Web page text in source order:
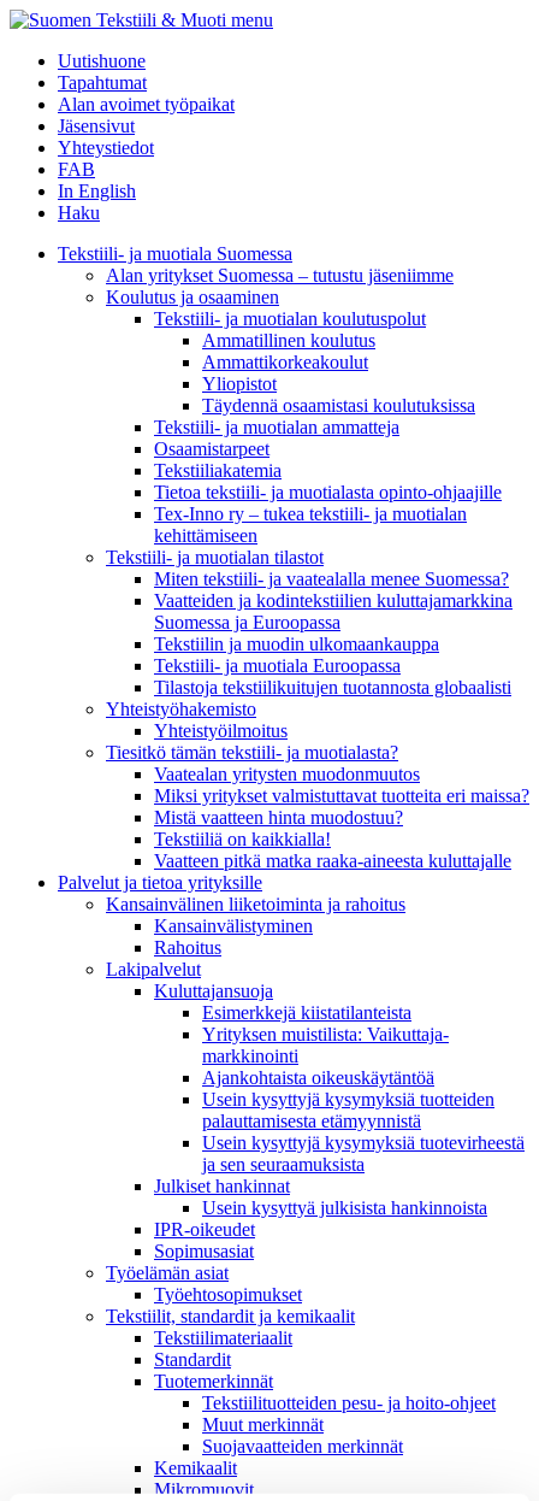
menu
Uutishuone
Tapahtumat
Alan avoimet työpaikat
Jäsensivut
Yhteystiedot
FAB
In English
Haku
Tekstiili- ja muotiala Suomessa
Alan yritykset Suomessa – tutustu jäseniimme
Koulutus ja osaaminen
Tekstiili- ja muotialan koulutuspolut
Ammatillinen koulutus
Ammattikorkeakoulut
Yliopistot
Täydennä osaamistasi koulutuksissa
Tekstiili- ja muotialan ammatteja
Osaamistarpeet
Tekstiiliakatemia
Tietoa tekstiili- ja muotialasta opinto-ohjaajille
Tex-Inno ry – tukea tekstiili- ja muotialan
kehittämiseen
Tekstiili- ja muotialan tilastot
Miten tekstiili- ja vaatealalla menee Suomessa?
Vaatteiden ja kodintekstiilien kuluttajamarkkina
Suomessa ja Euroopassa
Tekstiilin ja muodin ulkomaankauppa
Tekstiili- ja muotiala Euroopassa
Tilastoja tekstiilikuitujen tuotannosta globaalisti
Yhteistyö­hakemisto
Yhteistyöilmoitus
Tiesitkö tämän tekstiili- ja muotialasta?
Vaatealan yritysten muodonmuutos
Miksi yritykset valmistuttavat tuotteita eri maissa?
Mistä vaatteen hinta muodostuu?
Tekstiiliä on kaikkialla!
Vaatteen pitkä matka raaka-aineesta kuluttajalle
Palvelut ja tietoa yrityksille
Kansainvälinen liiketoiminta ja rahoitus
Kansain­välistyminen
Rahoitus
Lakipalvelut
Kuluttajansuoja
Esimerkkejä kiistatilanteista
Yrityksen muistilista: Vaikuttaja­
markkinointi
Ajankohtaista oikeuskäytäntöä
Usein kysyttyjä kysymyksiä tuotteiden
palauttamisesta etämyynnistä
Usein kysyttyjä kysymyksiä tuotevirheestä
ja sen seuraamuksista
Julkiset hankinnat
Usein kysyttyä julkisista hankinnoista
IPR-oikeudet
Sopimusasiat
Työelämän asiat
Työehto­sopimukset
Tekstiilit, standardit ja kemikaalit
Tekstiilimateriaalit
Standardit
Tuotemerkinnät
Tekstiilituotteiden pesu- ja hoito-ohjeet
Muut merkinnät
Suojavaatteiden merkinnät
Kemikaalit
Mikromuovit